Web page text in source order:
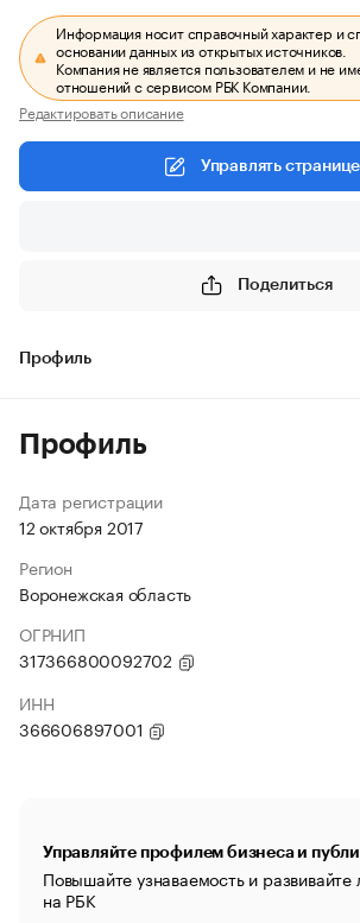
Информация носит справочный характер и
основании данных из открытых источников.
Компания не является пользователем и не
отношений с сервисом РБК Компании.
Редактировать описание
Управлять
Поделиться
Профиль
Профиль
Дата регистрации
12 октября 2017
Регион
Воронежская область
ОГРНИП
317366800092702
ИНН
366606897001
Управляйте профилем бизнеса и
Повышайте узнаваемость и
на РБК